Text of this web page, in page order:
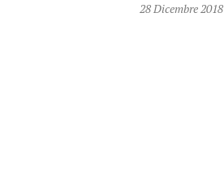
28 Dicembre 2018